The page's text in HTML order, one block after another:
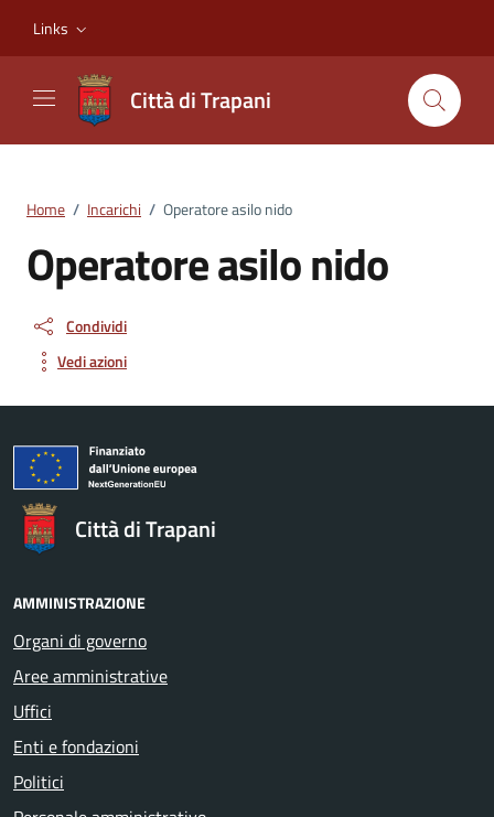
Links
Città di Trapani
Home / Incarichi / Operatore asilo nido
Operatore asilo nido
Condividi
Vedi azioni
Città di Trapani
AMMINISTRAZIONE
Organi di governo
Aree amministrative
Uffici
Enti e fondazioni
Politici